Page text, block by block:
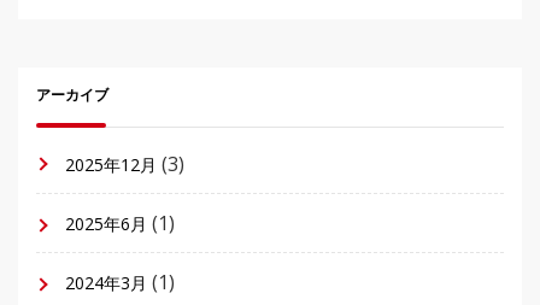
アーカイブ
2025年12月 (3)
2025年6月 (1)
2024年3月 (1)